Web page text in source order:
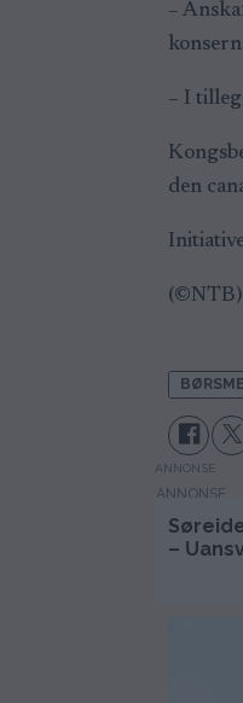
–
– I
den
(©NTB)
ANNONSE
–